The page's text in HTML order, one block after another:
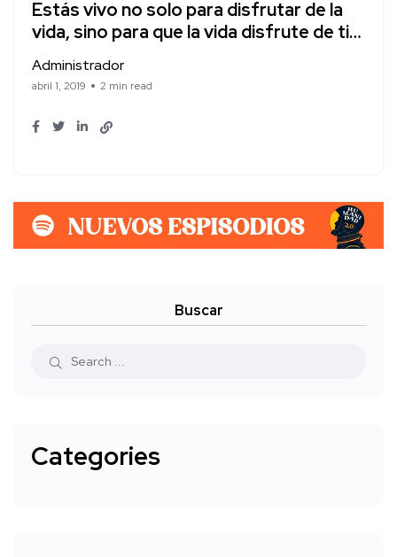
Estás vivo no solo para disfrutar de la
vida, sino para que la vida disfrute de ti…
Administrador
abril 1, 2019 2 min read
Buscar
Categories